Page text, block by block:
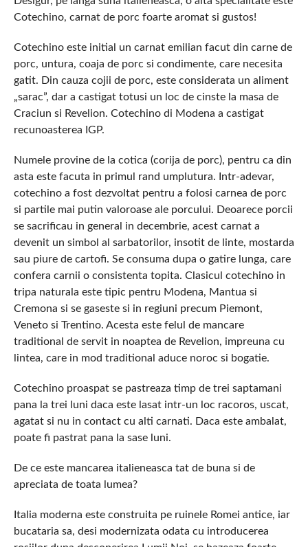
Cotechino, carnat de porc foarte aromat si gustos!
Cotechino este initial un carnat emilian facut din carne de
porc, untura, coaja de porc si condimente, care necesita
gatit. Din cauza cojii de porc, este considerata un aliment
„sarac”, dar a castigat totusi un loc de cinste la masa de
Craciun si Revelion. Cotechino di Modena a castigat
recunoasterea IGP.
Numele provine de la cotica (corija de porc), pentru ca din
asta este facuta in primul rand umplutura. Intr-adevar,
cotechino a fost dezvoltat pentru a folosi carnea de porc
si partile mai putin valoroase ale porcului. Deoarece porcii
se sacrificau in general in decembrie, acest carnat a
devenit un simbol al sarbatorilor, insotit de linte, mostarda
sau piure de cartofi. Se consuma dupa o gatire lunga, care
confera carnii o consistenta topita. Clasicul cotechino in
tripa naturala este tipic pentru Modena, Mantua si
Cremona si se gaseste si in regiuni precum Piemont,
Veneto si Trentino. Acesta este felul de mancare
traditional de servit in noaptea de Revelion, impreuna cu
lintea, care in mod traditional aduce noroc si bogatie.
Cotechino proaspat se pastreaza timp de trei saptamani
pana la trei luni daca este lasat intr-un loc racoros, uscat,
agatat si nu in contact cu alti carnati. Daca este ambalat,
poate fi pastrat pana la sase luni.
De ce este mancarea italieneasca tat de buna si de
apreciata de toata lumea?
Italia moderna este construita pe ruinele Romei antice, iar
bucataria sa, desi modernizata odata cu introducerea